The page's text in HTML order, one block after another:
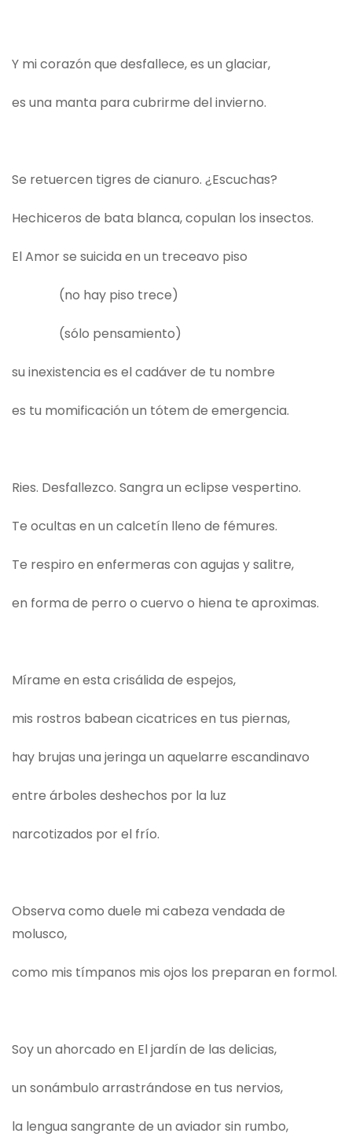
Y mi corazón que desfallece, es un glaciar,
es una manta para cubrirme del invierno.
Se retuercen tigres de cianuro. ¿Escuchas?
Hechiceros de bata blanca, copulan los insectos.
El Amor se suicida en un treceavo piso
(no hay piso trece)
(sólo pensamiento)
su inexistencia es el cadáver de tu nombre
es tu momificación un tótem de emergencia.
Ries. Desfallezco. Sangra un eclipse vespertino.
Te ocultas en un calcetín lleno de fémures.
Te respiro en enfermeras con agujas y salitre,
en forma de perro o cuervo o hiena te aproximas.
Mírame en esta crisálida de espejos,
mis rostros babean cicatrices en tus piernas,
hay brujas una jeringa un aquelarre escandinavo
entre árboles deshechos por la luz
narcotizados por el frío.
Observa como duele mi cabeza vendada de
molusco,
como mis tímpanos mis ojos los preparan en formol.
Soy un ahorcado en El jardín de las delicias,
un sonámbulo arrastrándose en tus nervios,
la lengua sangrante de un aviador sin rumbo,